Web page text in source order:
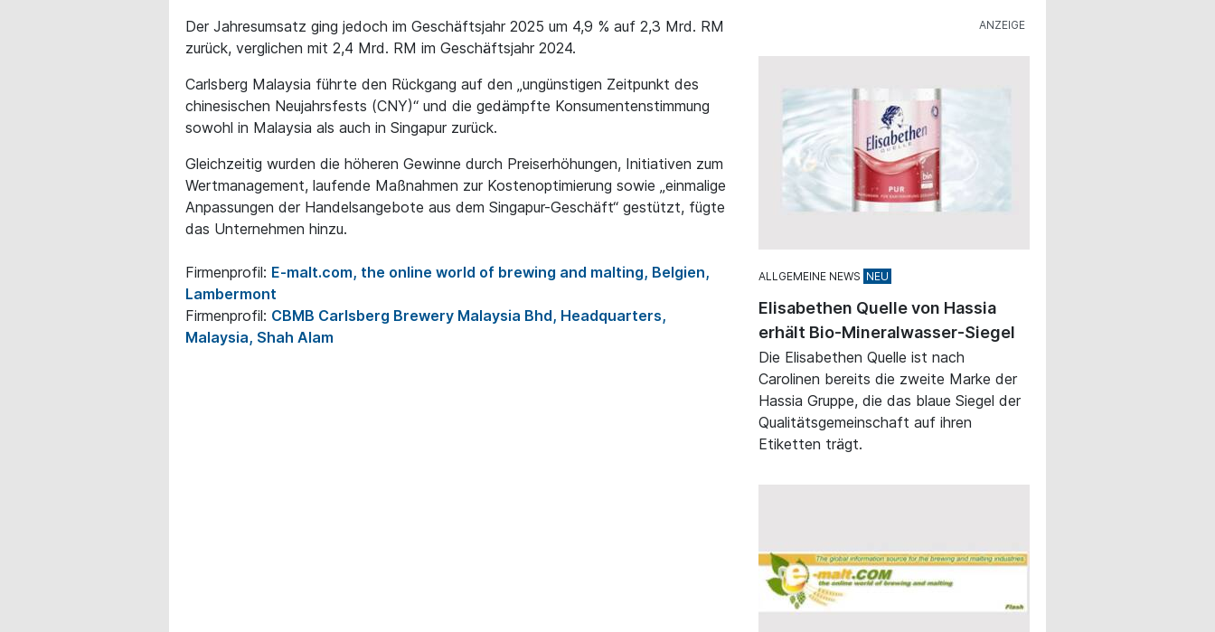
Der Jahresumsatz ging jedoch im Geschäftsjahr 2025 um 4,9 % auf 2,3 Mrd. RM
zurück, verglichen mit 2,4 Mrd. RM im Geschäftsjahr 2024.
Carlsberg Malaysia führte den Rückgang auf den „ungünstigen Zeitpunkt des
chinesischen Neujahrsfests (CNY)“ und die gedämpfte Konsumentenstimmung
sowohl in Malaysia als auch in Singapur zurück.
Gleichzeitig wurden die höheren Gewinne durch Preiserhöhungen, Initiativen zum
Wertmanagement, laufende Maßnahmen zur Kostenoptimierung sowie „einmalige
Anpassungen der Handelsangebote aus dem Singapur-Geschäft“ gestützt, fügte
das Unternehmen hinzu.
Firmenprofil: E-malt.com, the online world of brewing and malting, Belgien,
Lambermont
Firmenprofil: CBMB Carlsberg Brewery Malaysia Bhd, Headquarters,
Malaysia, Shah Alam
ALLGEMEINE NEWS
Elisabethen Quelle von Hassia
erhält Bio-Mineralwasser-Siegel
Die Elisabethen Quelle ist nach
Carolinen bereits die zweite Marke der
Hassia Gruppe, die das blaue Siegel der
Qualitätsgemeinschaft auf ihren
Etiketten trägt.